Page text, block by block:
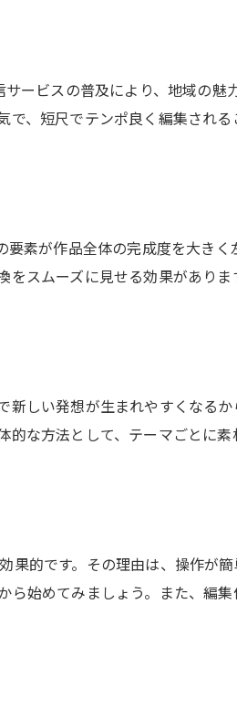
知識
用語と概念
イント紹介
ツ
の工夫
キル
集
トを解説
と発見
アまとめ
の裏側
ービスの普及により、地域の魅
、短尺でテンポ良く編集され
素が作品全体の完成度を大き
スムーズに見せる効果があり
しい発想が生まれやすくなる
な方法として、テーマごとに
的です。その理由は、操作が
始めてみましょう。また、編